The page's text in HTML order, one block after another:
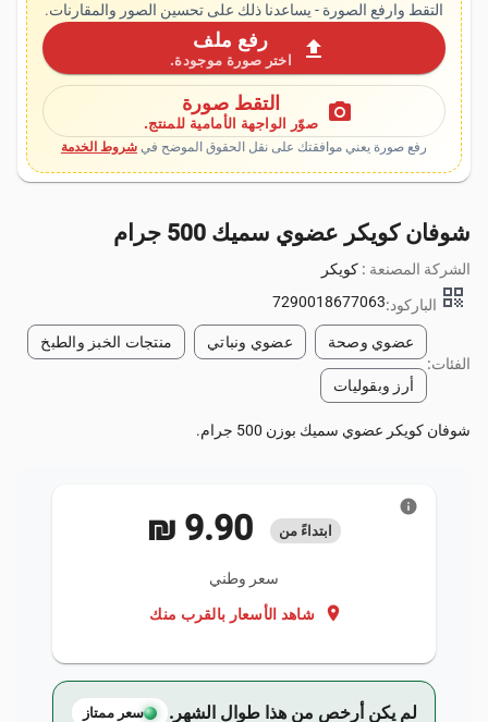
التقط وارفع الصورة - يساعدنا ذلك على تحسين الصور والمقارنات.
upload رفع ملف
اختر صورة موجودة.
photo_camera التقط صورة
صوّر الواجهة الأمامية للمنتج.
رفع صورة يعني موافقتك على نقل الحقوق الموضح في شروط الخدمة
شوفان كويكر عضوي سميك 500 جرام
الشركة المصنعة : كويكر
qr_code الباركود:7290018677063
الفئات:
عضوي وصحة عضوي ونباتي منتجات الخبز والطبخ
أرز وبقوليات
شوفان كويكر عضوي سميك بوزن 500 جرام.
ابتداءً من
سعر وطني
location_on شاهد الأسعار بالقرب منك
info
لم يكن أرخص من هذا طوال الشهر. سعر ممتاز